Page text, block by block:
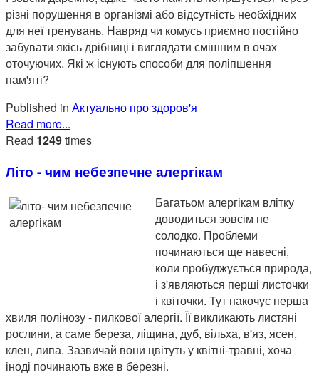
різні порушення в організмі або відсутність необхідних
для неї тренувань. Навряд чи комусь приємно постійно
забувати якісь дрібниці і виглядати смішним в очах
оточуючих. Які ж існують способи для поліпшення
пам'яті?
Published in Актуально про здоров'я
Read more...
Read 1249times
Літо - чим небезпечне алергікам
Багатьом алергікам влітку
доводиться зовсім не
солодко. Проблеми
починаються ще навесні,
коли пробуджується природа,
і з'являються перші листочки
і квіточки. Тут накочує перша
хвиля полінозу - пилкової алергії. Її викликають листяні
рослини, а саме береза, ліщина, дуб, вільха, в'яз, ясен,
клен, липа. Зазвичай вони цвітуть у квітні-травні, хоча
іноді починають вже в березні.